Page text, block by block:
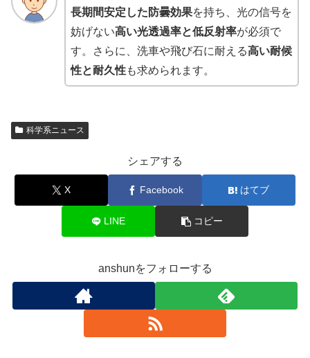
長期間安定した防曇効果を持ち、光の信号を
妨げない高い光透過率と低反射率が必須で
す。さらに、洗車や飛び石に耐える高い耐候
性と耐久性も求められます。
科学系ニュース
シェアする
X Facebook はてブ
LINE コピー
anshunをフォローする